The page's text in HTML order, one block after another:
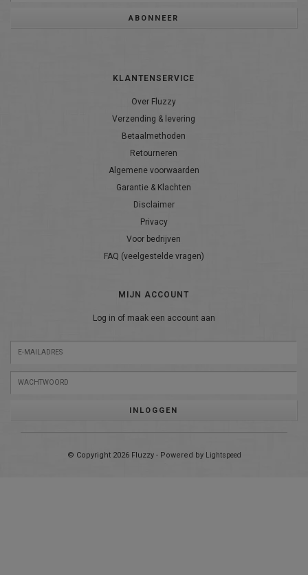
ABONNEER
KLANTENSERVICE
Over Fluzzy
Verzending & levering
Betaalmethoden
Retourneren
Algemene voorwaarden
Garantie & Klachten
Disclaimer
Privacy
Voor bedrijven
FAQ (veelgestelde vragen)
MIJN ACCOUNT
Log in of maak een account aan
INLOGGEN
© Copyright 2026 Fluzzy - Powered by Lightspeed